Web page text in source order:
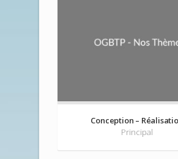
Conception –
Principal